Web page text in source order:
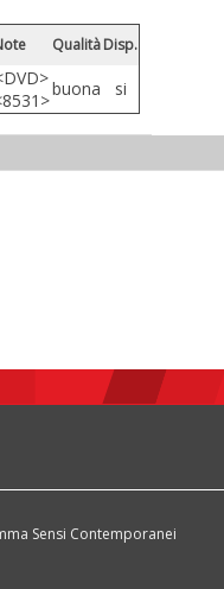
QualitàDisp.
buona si
Sensi Contemporanei